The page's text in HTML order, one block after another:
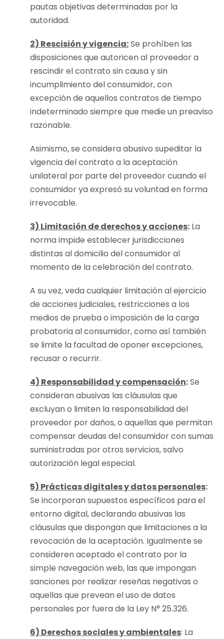
pautas objetivas determinadas por la
autoridad.
2) Rescisión y vigencia:Se prohíben las
disposiciones que autoricen al proveedor a
rescindir el contrato sin causa y sin
incumplimiento del consumidor, con
excepción de aquellos contratos de tiempo
indeterminado siempre que medie un preaviso
razonable.
Asimismo, se considera abusivo supeditar la
vigencia del contrato a la aceptación
unilateral por parte del proveedor cuando el
consumidor ya expresó su voluntad en forma
irrevocable.
3) Limitación de derechos y acciones: La
norma impide establecer jurisdicciones
distintas al domicilio del consumidor al
momento de la celebración del contrato.
A su vez, veda cualquier limitación al ejercicio
de acciones judiciales, restricciones a los
medios de prueba o imposición de la carga
probatoria al consumidor, como así también
se limite la facultad de oponer excepciones,
recusar o recurrir.
4) Responsabilidad y compensación:Se
consideran abusivas las cláusulas que
excluyan o limiten la responsabilidad del
proveedor por daños, o aquellas que permitan
compensar deudas del consumidor con sumas
suministradas por otros servicios, salvo
autorización legal especial.
5) Prácticas digitales y datos personales:
Se incorporan supuestos específicos para el
entorno digital, declarando abusivas las
cláusulas que dispongan que limitaciones a la
revocación de la aceptación. Igualmente se
consideren aceptado el contrato por la
simple navegación web, las que impongan
sanciones por realizar reseñas negativas o
aquellas que prevean el uso de datos
personales por fuera de la Ley N° 25.326.
6) Derechos sociales y ambientales: La